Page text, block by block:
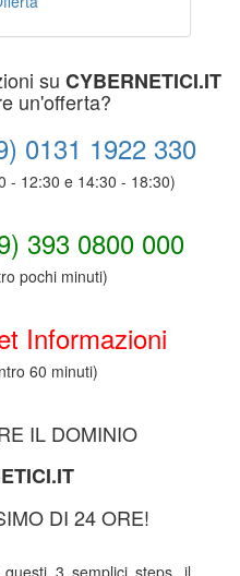
su CYBERNETICI.IT
un'offerta?
0131 1922 330
- 12:30 e 14:30 - 18:30)
393 0800 000
pochi minuti)
Informazioni
60 minuti)
IL DOMINIO
DI 24 ORE!